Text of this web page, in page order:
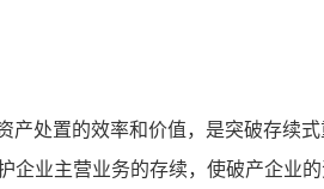
产处置的效率和价值，是突破存续
业主营业务的存续，使破产企业